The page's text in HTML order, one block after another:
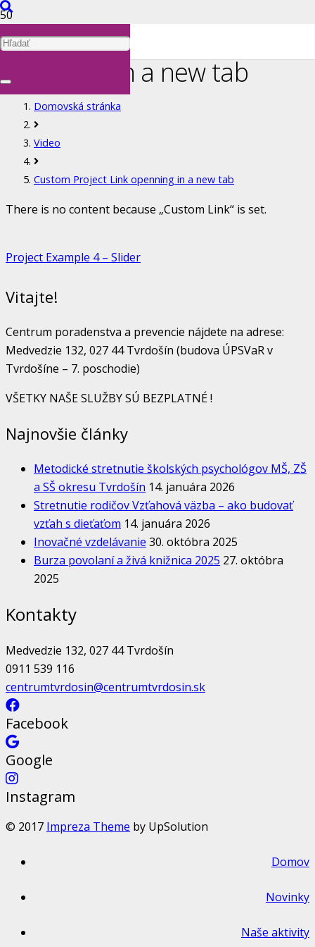
Custom Project Link
openning in a new tab
Domovská stránka
Video
Custom Project Link openning in a new tab
There is no content because „Custom Link“ is set.
Project Example 4 – Slider
Vitajte!
Centrum poradenstva a prevencie nájdete na adrese:
Medvedzie 132, 027 44 Tvrdošín (budova ÚPSVaR v
Tvrdošíne – 7. poschodie)
VŠETKY NAŠE SLUŽBY SÚ BEZPLATNÉ !
Najnovšie články
Metodické stretnutie školských psychológov MŠ, ZŠ
a SŠ okresu Tvrdošín 14. januára 2026
Stretnutie rodičov Vzťahová väzba – ako budovať
vzťah s dieťaťom 14. januára 2026
Inovačné vzdelávanie 30. októbra 2025
Burza povolaní a živá knižnica 2025 27. októbra
2025
Kontakty
Medvedzie 132, 027 44 Tvrdošín
0911 539 116
centrumtvrdosin@centrumtvrdosin.sk
Facebook
Google
Instagram
© 2017 Impreza Theme by UpSolution
Domov
Novinky
Naše aktivity